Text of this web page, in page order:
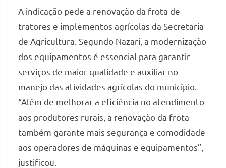
A indicação pede a renovação da frota de
tratores e implementos agrícolas da Secretaria
de Agricultura. Segundo Nazari, a modernização
dos equipamentos é essencial para garantir
serviços de maior qualidade e auxiliar no
manejo das atividades agrícolas do município.
“Além de melhorar a eficiência no atendimento
aos produtores rurais, a renovação da frota
também garante mais segurança e comodidade
aos operadores de máquinas e equipamentos”,
justificou.